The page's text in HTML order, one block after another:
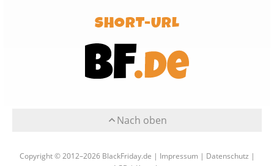
SHORT-URL
Nach oben
Copyright © 2012–2026 BlackFriday.de | Impressum | Datenschutz |